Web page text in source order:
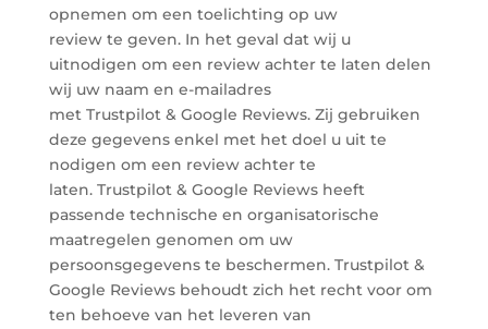
opnemen om een toelichting op uw
review te geven. In het geval dat wij u
uitnodigen om een review achter te laten delen
wij uw naam en e-mailadres
met Trustpilot & Google Reviews. Zij gebruiken
deze gegevens enkel met het doel u uit te
nodigen om een review achter te
laten. Trustpilot & Google Reviews heeft
passende technische en organisatorische
maatregelen genomen om uw
persoonsgegevens te beschermen. Trustpilot &
Google Reviews behoudt zich het recht voor om
ten behoeve van het leveren van